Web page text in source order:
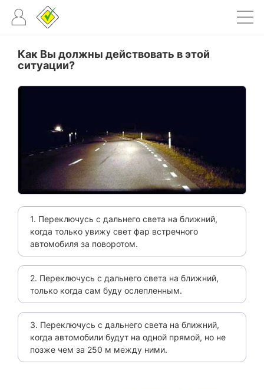
Как Вы должны действовать в этой
ситуации?
1. Переключусь с дальнего света на ближний,
когда только увижу свет фар встречного
автомобиля за поворотом.
2. Переключусь с дальнего света на ближний,
только когда сам буду ослепленным.
3. Переключусь с дальнего света на ближний,
когда автомобили будут на одной прямой, но не
позже чем за 250 м между ними.